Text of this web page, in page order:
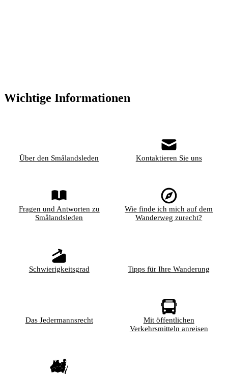
Wichtige Informationen
Über den Smålandsleden Kontaktieren Sie uns
Fragen und Antworten zu
Smålandsleden
Wie finde ich mich auf dem
Wanderweg zurecht?
Schwierigkeitsgrad Tipps für Ihre Wanderung
Das Jedermannsrecht
Mit öffentlichen
Verkehrsmitteln anreisen